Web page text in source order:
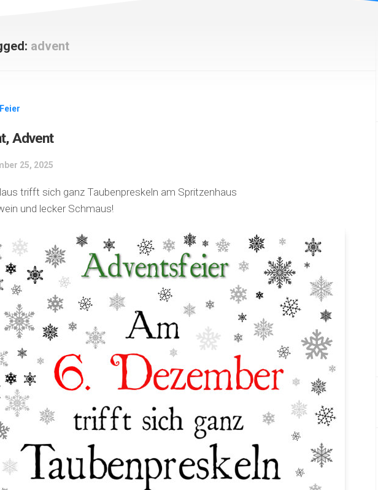
advent
Feier
Advent
25, 2025
trifft sich ganz Taubenpreskeln am Spritzenhaus
und lecker Schmaus!